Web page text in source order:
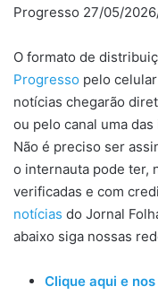
Progresso 27/05/
O formato de
Progresso pelo
notícias chegarão
ou pelo canal uma
Não é preciso ser
o internauta pode ter,
verificadas e com
notícias do Jornal
abaixo siga nossas
Clique aqui e